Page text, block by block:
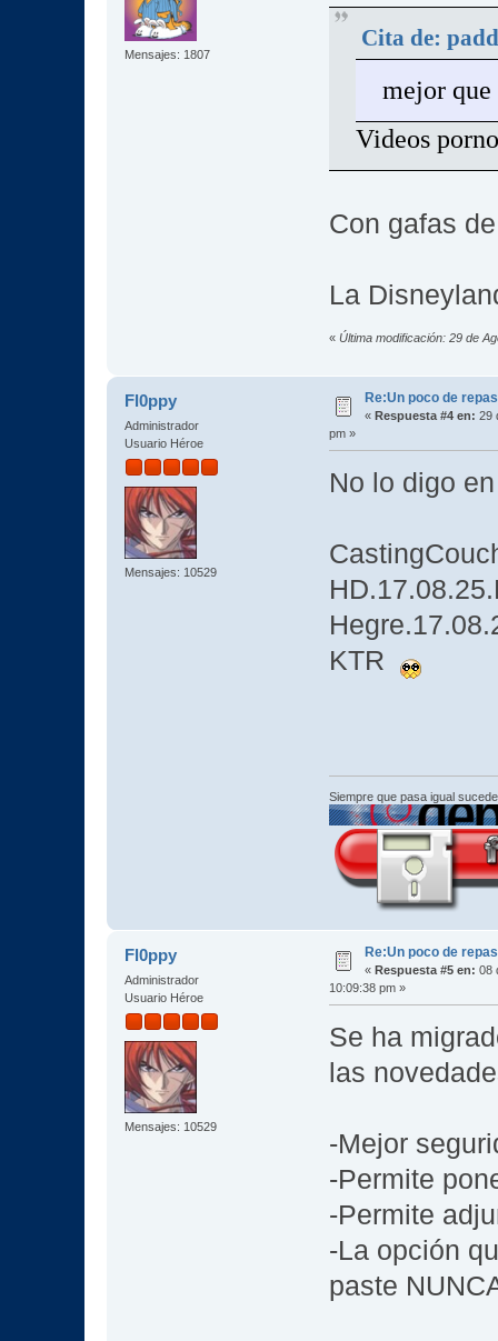
Mensajes: 1807
Cita de:
mejor
Videos
Con gafas
La
« Última modificación: 29 de
Fl0ppy
Administrador
Usuario Héroe
Mensajes: 10529
Re:Un poco de
« Respuesta #4 en: 29
pm »
No lo digo
KTR
Siempre que pasa igual
Fl0ppy
Administrador
Usuario Héroe
Mensajes: 10529
Re:Un poco de
« Respuesta #5 en: 08
10:09:38 pm »
Se ha
las
-Mejor
-Permite
-Permite
-La opción
paste